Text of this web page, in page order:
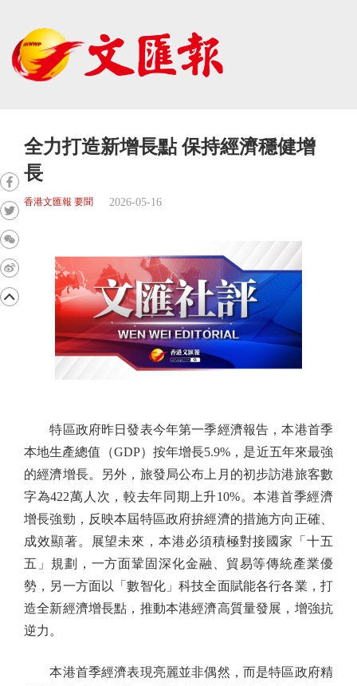
全力打造新增長點 保持經濟穩健增
長
香港文匯報 要聞 2026-05-16
特區政府昨日發表今年第一季經濟報告，本港首季
本地生產總值（GDP）按年增長5.9%，是近五年來最強
的經濟增長。另外，旅發局公布上月的初步訪港旅客數
字為422萬人次，較去年同期上升10%。本港首季經濟
增長強勁，反映本屆特區政府拚經濟的措施方向正確、
成效顯著。展望未來，本港必須積極對接國家「十五
五」規劃，一方面鞏固深化金融、貿易等傳統產業優
勢，另一方面以「數智化」科技全面賦能各行各業，打
造全新經濟增長點，推動本港經濟高質量發展，增強抗
逆力。
本港首季經濟表現亮麗並非偶然，而是特區政府精